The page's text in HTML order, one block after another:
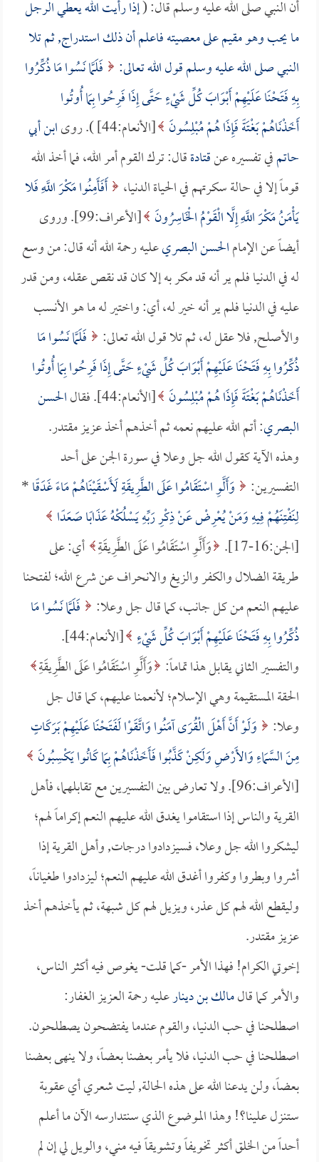
أن النبي صلى الله عليه وسلم قال: (إذا رأيت الله يعطي الرجل
ما يحب وهو مقيم على معصيته فاعلم أن ذلك استدراج, ثم تلا
النبي صلى الله عليه وسلم قول الله تعالى:
فَلَمَّا نَسُوا مَا ذُكِّرُوا
بِهِ فَتَحْنَا عَلَيْهِمْ أَبْوَابَ كُلِّ شَيْءٍ حَتَّى إِذَا فَرِحُوا بِمَا أُوتُوا
أَخَذْنَاهُمْ بَغْتَةً فَإِذَا هُمْ مُبْلِسُونَ [الأنعام:44] ). روى
ابن أبي
حاتمفي تفسيره عنقتادةقال: ترك القوم أمر الله، فما أخذ الله
قوماً إلا في حالة سكرتهم في الحياة الدنيا، أَفَأَمِنُوا مَكْرَ اللَّهِ فَلا
يَأْمَنُ مَكْرَ اللَّهِ إِلَّا الْقَوْمُ الْخَاسِرُونَ
[الأعراف:99]. وروى
أيضاً عن الإمامالحسن البصريعليه رحمة الله أنه قال: من وسع
له في الدنيا فلم ير أنه قد مكر به إلا كان قد نقص عقله، ومن قدر
عليه في الدنيا فلم ير أنه خير له، أي: واختير له ما هو الأنسب
والأصلح, فلا عقل له، ثم تلا قول الله تعالى:
فَلَمَّا نَسُوا مَا
ذُكِّرُوا بِهِ فَتَحْنَا عَلَيْهِمْ أَبْوَابَ كُلِّ شَيْءٍ حَتَّى إِذَا فَرِحُوا بِمَا أُوتُوا
أَخَذْنَاهُمْ بَغْتَةً فَإِذَا هُمْ مُبْلِسُونَ [الأنعام:44]. فقال
الحسن
البصري: أتم الله عليهم نعمه ثم أخذهم أخذ عزيز مقتدر.
وهذه الآية كقول الله جل وعلا في سورة الجن على أحد
التفسيرين:
وَأَلَّوِ اسْتَقَامُوا عَلَى الطَّرِيقَةِ لَأَسْقَيْنَاهُمْ مَاءً غَدَقًا*
لِنَفْتِنَهُمْ فِيهِ وَمَنْ يُعْرِضْ عَنْ ذِكْرِ رَبِّهِ يَسْلُكْهُ عَذَابًا صَعَدًا
[الجن:16-17].
وَأَلَّوِ اسْتَقَامُوا عَلَى الطَّرِيقَةِ أي: على
طريقة الضلال والكفر والزيغ والانحراف عن شرع الله؛ لفتحنا
عليهم النعم من كل جانب، كما قال جل وعلا:
فَلَمَّا نَسُوا مَا
ذُكِّرُوا بِهِ فَتَحْنَا عَلَيْهِمْ أَبْوَابَ كُلِّ شَيْءٍ [الأنعام:44].
والتفسير الثاني يقابل هذا تماماً: وَأَلَّوِ اسْتَقَامُوا عَلَى الطَّرِيقَةِ
الحقة المستقيمة وهي الإسلام؛ لأنعمنا عليهم، كما قال جل
وعلا:
وَلَوْ أَنَّ أَهْلَ الْقُرَى آمَنُوا وَاتَّقَوْا لَفَتَحْنَا عَلَيْهِمْ بَرَكَاتٍ
مِنَ السَّمَاءِ وَالأَرْضِ وَلَكِنْ كَذَّبُوا فَأَخَذْنَاهُمْ بِمَا كَانُوا يَكْسِبُونَ
[الأعراف:96]. ولا تعارض بين التفسيرين مع تقابلهما، فأهل
القرية والناس إذا استقاموا يغدق الله عليهم النعم إكراماً لهم؛
ليشكروا الله جل وعلا، فسيزدادوا درجات, وأهل القرية إذا
أشروا وبطروا وكفروا أغدق الله عليهم النعم؛ ليزدادوا طغياناً،
وليقطع الله لهم كل عذر، ويزيل لهم كل شبهة، ثم يأخذهم أخذ
عزيز مقتدر.
إخوتي الكرام! فهذا الأمر -كما قلت- يغوص فيه أكثر الناس،
والأمر كما قالمالك بن دينارعليه رحمة العزيز الغفار:
اصطلحنا في حب الدنيا، والقوم عندما يفتضحون يصطلحون.
اصطلحنا في حب الدنيا، فلا يأمر بعضنا بعضاً، ولا ينهى بعضنا
بعضاً، ولن يدعنا الله على هذه الحالة, ليت شعري أي عقوبة
ستنزل علينا؟! وهذا الموضوع الذي سنتدارسه الآن ما أعلم
أحداً من الخلق أكثر تخويفاً وتشويقاً فيه مني، والويل لي إن لم